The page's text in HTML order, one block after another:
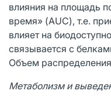
влияния на площадь
время» (AUC), т.е.
влияет на
связывается с
Объем распределения
Метаболизм и